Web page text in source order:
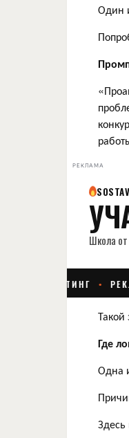
Один
РЕКЛАМА
Где
Одна
Здесь